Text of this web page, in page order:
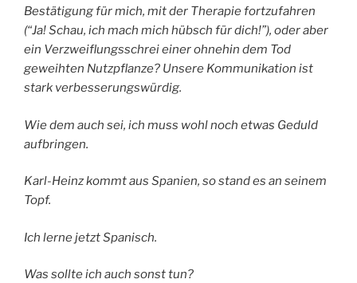
Bestätigung für mich, mit der Therapie fortzufahren
(“Ja! Schau, ich mach mich hübsch für dich!”), oder aber
ein Verzweiflungsschrei einer ohnehin dem Tod
geweihten Nutzpflanze? Unsere Kommunikation ist
stark verbesserungswürdig.
Wie dem auch sei, ich muss wohl noch etwas Geduld
aufbringen.
Karl-Heinz kommt aus Spanien, so stand es an seinem
Topf.
Ich lerne jetzt Spanisch.
Was sollte ich auch sonst tun?